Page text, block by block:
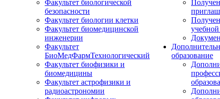
Факультет биологической
безопасности
Факультет биологии клетки
Факультет биомедицинской
инженерии
Факультет
БиоМедФармТехнологический
Факультет биофизики и
биомедицины
Факультет астрофизики и
радиоастрономии
образование